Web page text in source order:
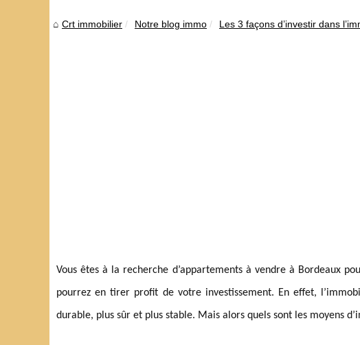
Crt immobilier Notre blog immo Les 3 façons d’investir dans
Vous êtes à la recherche d’appartements à vendre à Bordeaux
pourrez en tirer profit de votre investissement. En effet,
durable, plus sûr et plus stable. Mais alors quels sont les moyens